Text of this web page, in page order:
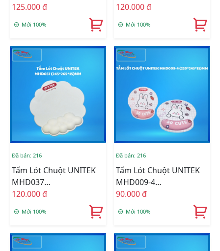
(430*75*22)mm
125.000 đ
Mới 100%
(250*265*23)MM
120.000 đ
Mới 100%
Đã bán: 216
Tấm Lót Chuột UNITEK
MHD037
(245*265*15)MM
120.000 đ
Mới 100%
Đã bán: 216
Tấm Lót Chuột UNITEK
MHD009-4
(220*245*15)MM
90.000 đ
Mới 100%